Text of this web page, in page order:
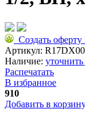
Создать
Артикул:
Наличие:
Распечатать
В избранное
910
Добавить в